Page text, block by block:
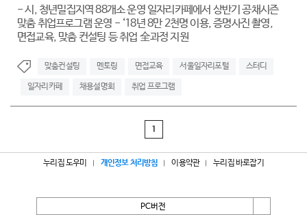
- 시, 청년밀집지역 88개소 운영 일자리카페에서 상반기 공채시즌
맞춤 취업프로그램 운영 - ‘18년 8만 2천명 이용, 증명사진 촬영,
면접교육, 맞춤 컨설팅 등 취업 全과정 지원
맞춤컨설팅 멘토링 면접교육 서울일자리포털 스터디
일자리카페 채용설명회 취업 프로그램
1
누리집 도우미 개인정보 처리방침 이용약관 누리집 바로잡기
PC버전